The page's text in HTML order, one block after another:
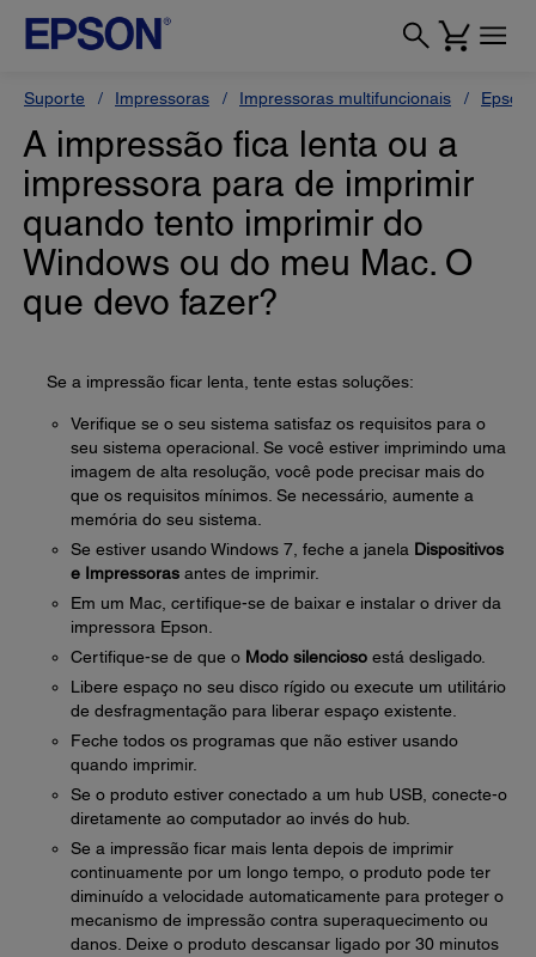
Suporte Impressoras Impressoras multifuncionais Epson
A impressão fica lenta ou a
impressora para de imprimir
quando tento imprimir do
Windows ou do meu Mac. O
que devo fazer?
Se a impressão ficar lenta, tente estas soluções:
Verifique se o seu sistema satisfaz os requisitos para o
seu sistema operacional. Se você estiver imprimindo uma
imagem de alta resolução, você pode precisar mais do
que os requisitos mínimos. Se necessário, aumente a
memória do seu sistema.
Se estiver usando Windows 7, feche a janela Dispositivos
e Impressoras antes de imprimir.
Em um Mac, certifique-se de baixar e instalar o driver da
impressora Epson.
Certifique-se de que o Modo silencioso está desligado.
Libere espaço no seu disco rígido ou execute um utilitário
de desfragmentação para liberar espaço existente.
Feche todos os programas que não estiver usando
quando imprimir.
Se o produto estiver conectado a um hub USB, conecte-o
diretamente ao computador ao invés do hub.
Se a impressão ficar mais lenta depois de imprimir
continuamente por um longo tempo, o produto pode ter
diminuído a velocidade automaticamente para proteger o
mecanismo de impressão contra superaquecimento ou
danos. Deixe o produto descansar ligado por 30 minutos